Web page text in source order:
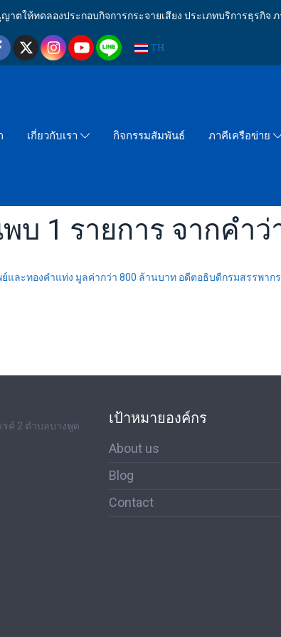
ตให้ทดลองประกอบกิจการกระจายเสียง ประเภทบริการธุรกิ
TH
เกี่ยวกับเรา กิจกรรมสัมพันธ์ ภาคีเครือข่าย
บ 1 รายการ จากคำ
และทองคำแท่ง มูลค่ากว่า 800 ล้านบาท อดีตอธิบดีกรมสรรพากร
ค์ 2 ตำบลบางพูด
เป้าหมายองค์กร
About us
Blog
Contact